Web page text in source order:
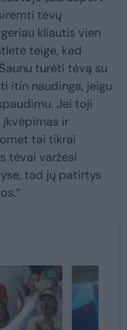
tėvų
kliautis vien
teigė, kad
turėti tėvą su
itin naudinga, jeigu
Jei toji
ir
tai tikrai
tėvai varžėsi
tad jų patirtys